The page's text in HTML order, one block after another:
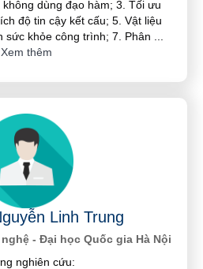
dùng đạo hàm; 3. Tối ưu
độ tin cậy kết cấu; 5. Vật liệu
sức khỏe công trình; 7. Phân
Xem thêm
Linh Trung
- Đại học Quốc gia Hà Nội
nghiên cứu: